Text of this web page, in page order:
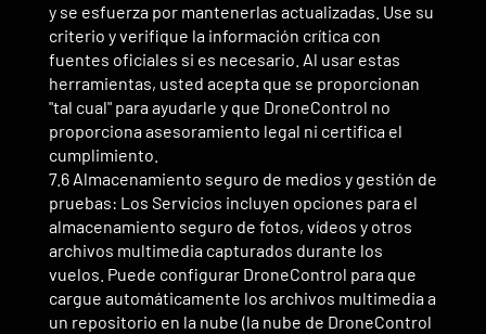
y se esfuerza por mantenerlas actualizadas. Use su
criterio y verifique la información crítica con
fuentes oficiales si es necesario. Al usar estas
herramientas, usted acepta que se proporcionan
"tal cual" para ayudarle y que DroneControl no
proporciona asesoramiento legal ni certifica el
cumplimiento.
7.6 Almacenamiento seguro de medios y gestión de
pruebas: Los Servicios incluyen opciones para el
almacenamiento seguro de fotos, vídeos y otros
archivos multimedia capturados durante los
vuelos. Puede configurar DroneControl para que
cargue automáticamente los archivos multimedia a
un repositorio en la nube (la nube de DroneControl